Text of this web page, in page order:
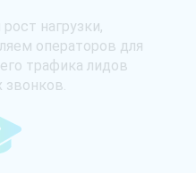
нагрузки,
операторов для
трафика лидов
звонков.